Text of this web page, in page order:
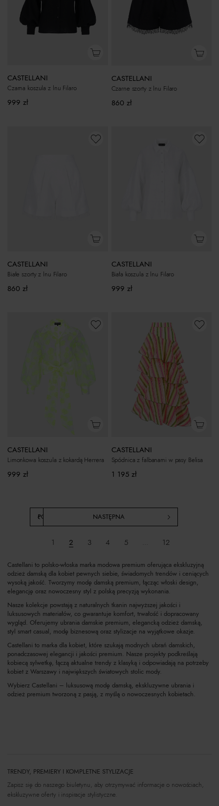
CASTELLANI
Czarna koszula z lnu Filaro
999 zł
CASTELLANI
Czarne szorty z lnu Filaro
860 zł
CASTELLANI
Białe szorty z lnu Filaro
860 zł
CASTELLANI
Biała koszula z lnu Filaro
999 zł
CASTELLANI
Limonkowa koszula z kokardą Herrera
999 zł
CASTELLANI
Spódnica z falbanami w pasy Belisa
1 195 zł
POPRZEDNIA
1 2 3 4 5 ... 12
NASTĘPNA
Castellani to polsko-włoska marka modowa premium oferująca ekskluzyjną
odzież damską dla kobiet pewnych siebie, świadomych trendów i ceniących
wysoką jakość. Tworzymy modę damską premium, łącząc włoski design,
elegancję oraz nowoczesny styl z polską precyzją wykonania.
Nasze kolekcje powstają z naturalnych tkanin najwyższej jakości i
luksusowych materiałów, co gwarantuje komfort, trwałość i dopracowany
wygląd. Oferujemy ubrania damskie premium, elegancką odzież damską,
styl smart casual, modę biznesową oraz stylizacje na wyjątkowe okazje.
Castellani to marka dla kobiet, które szukają modnych ubrań damskich,
ponadczasowej elegancji i jakości premium. Nasze projekty podkreślają
kobiecą sylwetkę, łączą aktualne trendy z klasyką i odpowiadają na potrzeby
kobiet z Warszawy i największych światowych stolic mody.
Wybierz Castellani – luksusową modę damską, ekskluzywne ubrania i
odzież premium tworzoną z pasją, z myślą o nowoczesnych kobietach.
TRENDY, PREMIERY I KOMPLETNE STYLIZACJE
Zapisz się do naszego biuletynu, aby otrzymywać informacje o nowościach,
ekskluzywne oferty i inspiracje stylistyczne.